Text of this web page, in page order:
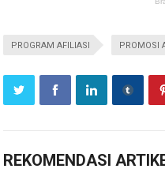
PROGRAM AFILIASI PROMOSI
REKOMENDASI